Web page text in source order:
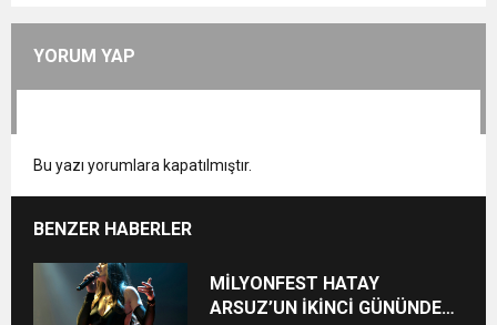
YORUM YAP
Bu yazı yorumlara kapatılmıştır.
BENZER HABERLER
MİLYONFEST HATAY
ARSUZ’UN İKİNCİ GÜNÜNDE